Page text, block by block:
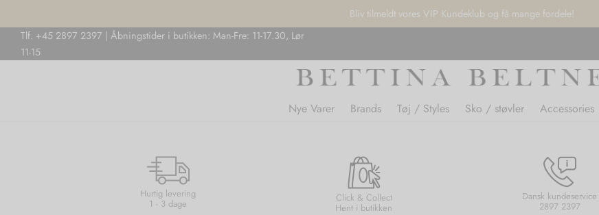
Bliv tilmeldt vores VIP Kundeklub og få mange fordele!
Tlf. +45 2897 2397 | Åbningstider i butikken: Man-Fre: 11-17.30, Lør
11-15
Nye Varer Brands Tøj / Styles Sko / støvler Accessories
Hurtig levering
1 - 3 dage Click & Collect
Hent i butikken
Dansk kundeservice
2897 2397